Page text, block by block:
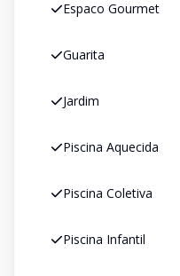
Espaco Gourmet
Guarita
Jardim
Piscina Aquecida
Piscina Coletiva
Piscina Infantil